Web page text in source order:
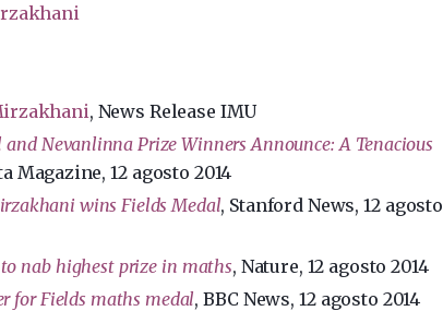
, News Release IMU
and Nevanlinna Prize Winners Announce: A Tenacious
Magazine, 12 agosto 2014
wins Fields Medal, Stanford News, 12 agosto
nab highest prize in maths, Nature, 12 agosto 2014
for Fields maths medal, BBC News, 12 agosto 2014